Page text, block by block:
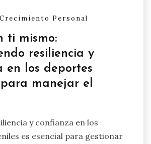
Personal
ti mismo:
resiliencia y
en los deportes
manejar el
y confianza en los
es esencial para gestionar